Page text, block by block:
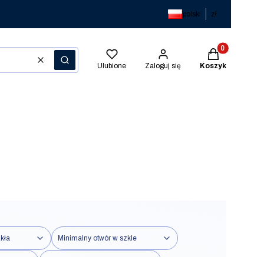
polski zł
WyczyśćSzukaj Ulubione Zaloguj się
Produkty w
Koszyk
Minimalny otwór w szkle